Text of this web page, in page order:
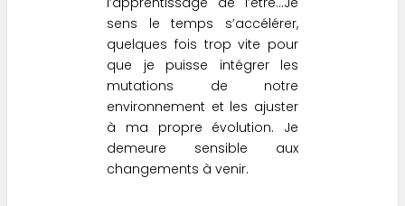
sens le temps s’accélérer,
quelques fois trop vite pour
que je puisse intégrer les
mutations de notre
environnement et les ajuster
à ma propre évolution. Je
demeure sensible aux
changements à venir.